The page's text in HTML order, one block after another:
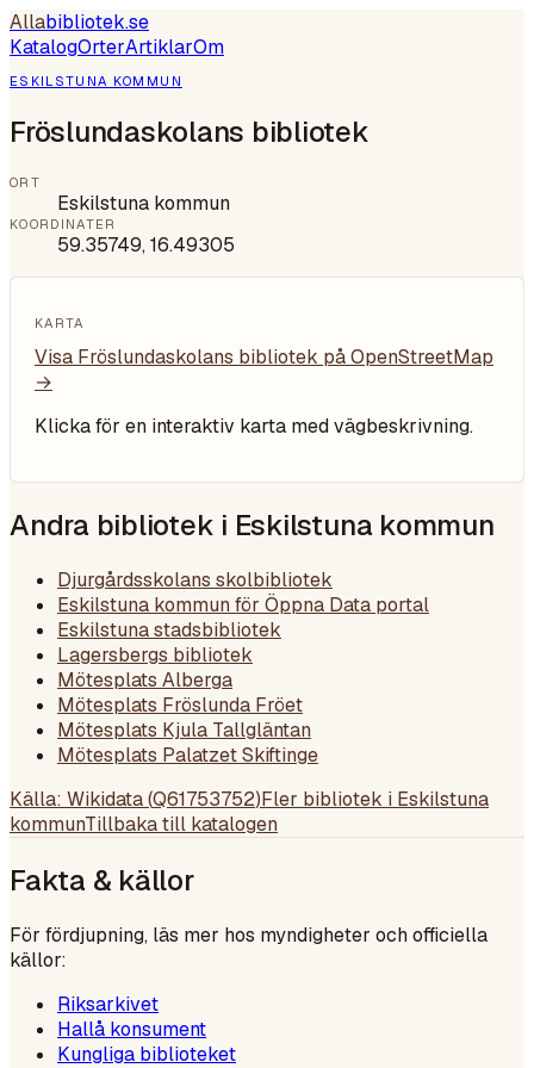
Allabibliotek.se
KatalogOrterArtiklarOm
ESKILSTUNA KOMMUN
Fröslundaskolans bibliotek
ORT
Eskilstuna kommun
KOORDINATER
59.35749,16.49305
KARTA
Visa Fröslundaskolans bibliotek på OpenStreetMap
→
Klicka för en interaktiv karta med vägbeskrivning.
Andra bibliotek i Eskilstuna kommun
Djurgårdsskolans skolbibliotek
Eskilstuna kommun för Öppna Data portal
Eskilstuna stadsbibliotek
Lagersbergs bibliotek
Mötesplats Alberga
Mötesplats Fröslunda Fröet
Mötesplats Kjula Tallgläntan
Mötesplats Palatzet Skiftinge
Källa: Wikidata (Q61753752)Fler bibliotek i Eskilstuna
kommunTillbaka till katalogen
Fakta & källor
För fördjupning, läs mer hos myndigheter och officiella
källor:
Riksarkivet
Hallå konsument
Kungliga biblioteket